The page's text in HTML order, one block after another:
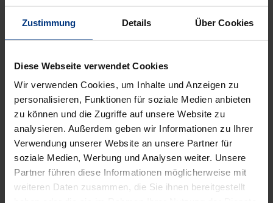
Zustimmung Details Über Cookies
Diese Webseite verwendet Cookies
Wir verwenden Cookies, um Inhalte und Anzeigen zu
personalisieren, Funktionen für soziale Medien anbieten
zu können und die Zugriffe auf unsere Website zu
analysieren. Außerdem geben wir Informationen zu Ihrer
Verwendung unserer Website an unsere Partner für
soziale Medien, Werbung und Analysen weiter. Unsere
Partner führen diese Informationen möglicherweise mit
weiteren Daten zusammen, die Sie ihnen bereitgestellt
Kaum ein Tag vergeht, an dem nicht
Rechtsradikalismus, Rechtsextremismus oder
Vermutete rechte Netzwerke schrecken auf und
verunsichern.
Manche Extremisten sind bemüht, ihrem Handeln
eine „bürgerliche“ Fassade zu geben. Andere suchen
Anschluss an aktuelle Reizthemen, etwa den Protest
gegen Einschränkungen im Zuge der Covid-
Pandemie. Schließlich gibt es Einzeltäter, die
gleichsam aus dem Nichts erscheinen. Sie